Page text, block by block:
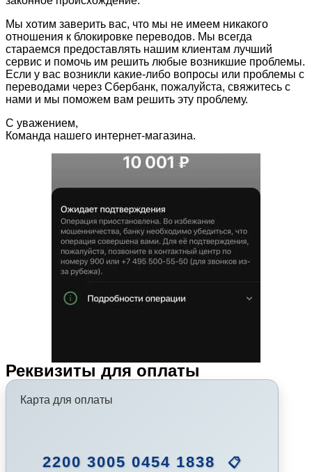
Мы хотим заверить вас, что мы не имеем никакого
отношения к блокировке переводов. Мы всегда
стараемся предоставлять нашим клиентам лучший
сервис и помочь им решить любые возникшие проблемы.
Если у вас возникли какие-либо вопросы или проблемы с
переводами через Сбербанк, пожалуйста, свяжитесь с
нами и мы поможем вам решить эту проблему.
С уважением,
Команда нашего интернет-магазина.
Реквизиты для оплаты
Карта для оплаты
2200 3005 0454 1838 📋